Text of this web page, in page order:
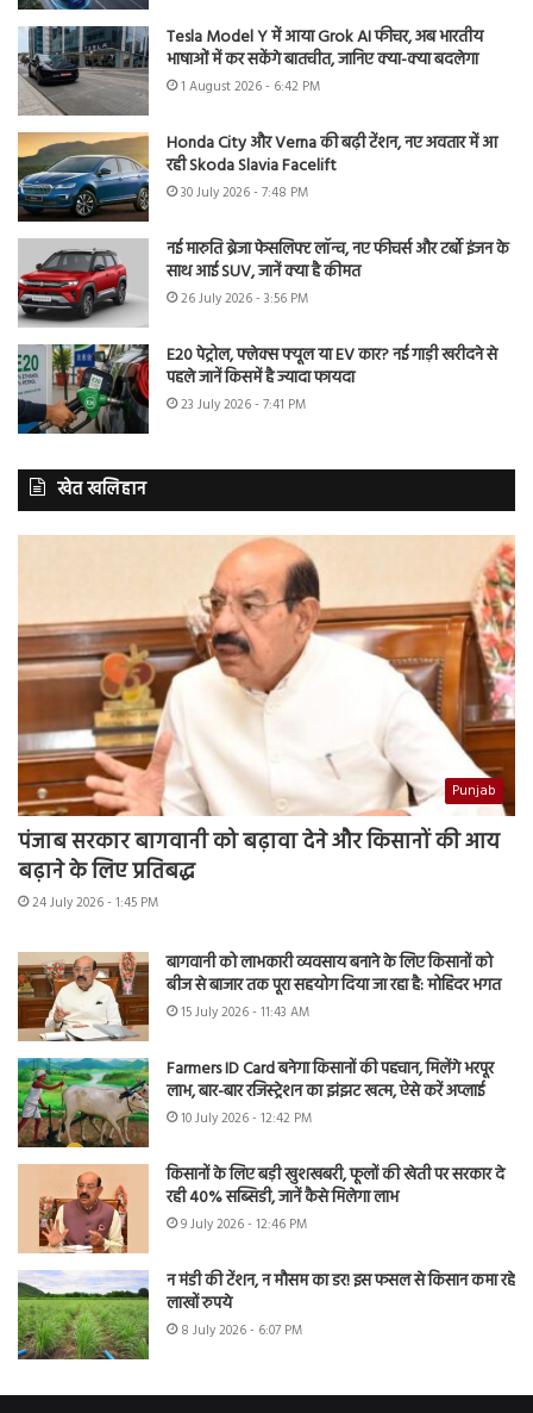
Tesla Model Y में आया Grok AI फीचर, अब भारतीय
भाषाओं में कर सकेंगे बातचीत, जानिए क्या-क्या बदलेगा
1 August 2026 - 6:42 PM
Honda City और Verna की बढ़ी टेंशन, नए अवतार में आ
रही Skoda Slavia Facelift
30 July 2026 - 7:48 PM
नई मारुति ब्रेजा फेसलिफ्ट लॉन्च, नए फीचर्स और टर्बो इंजन के
साथ आई SUV, जानें क्या है कीमत
26 July 2026 - 3:56 PM
E20 पेट्रोल, फ्लेक्स फ्यूल या EV कार? नई गाड़ी खरीदने से
पहले जानें किसमें है ज्यादा फायदा
23 July 2026 - 7:41 PM
खेत खलिहान
Punjab
पंजाब सरकार बागवानी को बढ़ावा देने और किसानों की आय
बढ़ाने के लिए प्रतिबद्ध
24 July 2026 - 1:45 PM
बागवानी को लाभकारी व्यवसाय बनाने के लिए किसानों को
बीज से बाजार तक पूरा सहयोग दिया जा रहा है: मोहिंदर भगत
15 July 2026 - 11:43 AM
Farmers ID Card बनेगा किसानों की पहचान, मिलेंगे भरपूर
लाभ, बार-बार रजिस्ट्रेशन का झंझट खत्म, ऐसे करें अप्लाई
10 July 2026 - 12:42 PM
किसानों के लिए बड़ी खुशखबरी, फूलों की खेती पर सरकार दे
रही 40% सब्सिडी, जानें कैसे मिलेगा लाभ
9 July 2026 - 12:46 PM
न मंडी की टेंशन, न मौसम का डर! इस फसल से किसान कमा रहे
लाखों रुपये
8 July 2026 - 6:07 PM